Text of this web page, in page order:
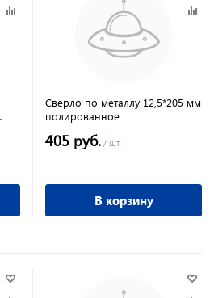
Сверло по металлу 12,5*205 мм
полированное
405 руб. / шт
В корзину